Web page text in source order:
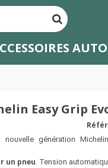
AUTO
Easy Grip
génération
un pneu. Tension